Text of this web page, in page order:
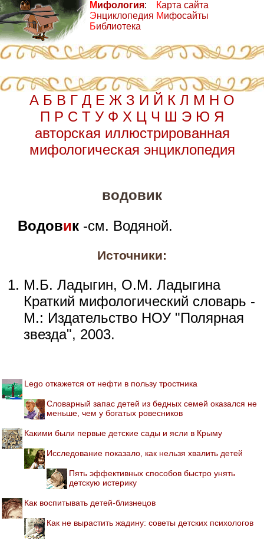
Мифология:
Энциклопедия
Библиотека
Карта сайта
Мифосайты
А Б В Г Д Е Ж З И Й К Л М Н О
П Р С Т У Ф Х Ц Ч Ш Э Ю Я
авторская иллюстрированная
мифологическая энциклопедия
водовик
Водовик -см. Водяной.
Источники:
М.Б. Ладыгин, О.М. Ладыгина
Краткий мифологический словарь -
М.: Издательство НОУ "Полярная
звезда", 2003.
Lego откажется от нефти в пользу тростника
Словарный запас детей из бедных семей оказался не
меньше, чем у богатых ровесников
Какими были первые детские сады и ясли в Крыму
Исследование показало, как нельзя хвалить детей
Пять эффективных способов быстро унять
детскую истерику
Как воспитывать детей-близнецов
Как не вырастить жадину: советы детских психологов